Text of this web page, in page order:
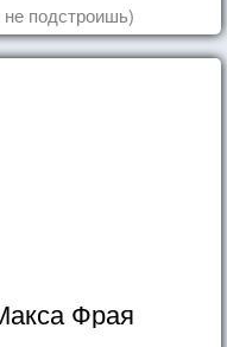
подстроишь)
Фрая